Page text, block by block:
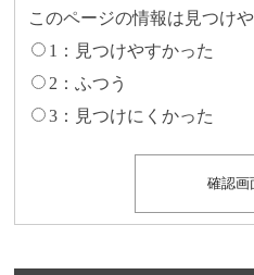
このページの情報は見つけ
1：見つけやすかった
2：ふつう
3：見つけにくかった